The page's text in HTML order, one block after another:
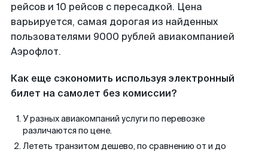
рейсов и 10 рейсов с пересадкой. Цена
варьируется, самая дорогая из найденных
пользователями 9000 рублей авиакомпанией
Аэрофлот.
Как еще сэкономить используя электронный
билет на самолет без комиссии?
У разных авиакомпаний услуги по перевозке
различаются по цене.
Лететь транзитом дешево, по сравнению от и до